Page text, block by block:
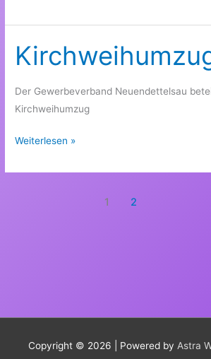
Kunden
2023
Der Gewerbeverband Neuendettelsau
Kirchweihumzug
Kirchweihumzug
Weiterlesen »
1 2
Copyright © 2026 | Powered by Astra